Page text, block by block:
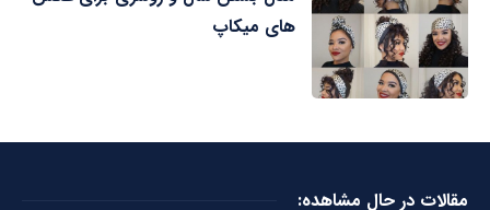
های میکاپ
مقالات در حال مشاهده: